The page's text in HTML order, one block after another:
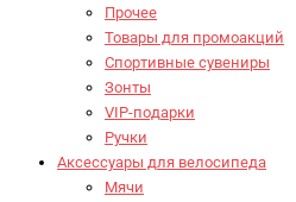
Прочее
Товары для промоакций
Спортивные сувениры
Зонты
VIP-подарки
Ручки
Аксессуары для велосипеда
Мячи